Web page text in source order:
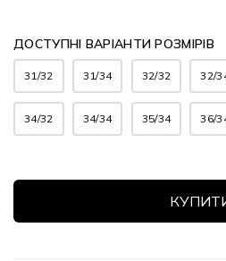
ДОСТУПНІ ВАРІАНТИ РОЗМІРІВ
31/32 31/34 32/32 32/
34/32 34/34 35/34 36/